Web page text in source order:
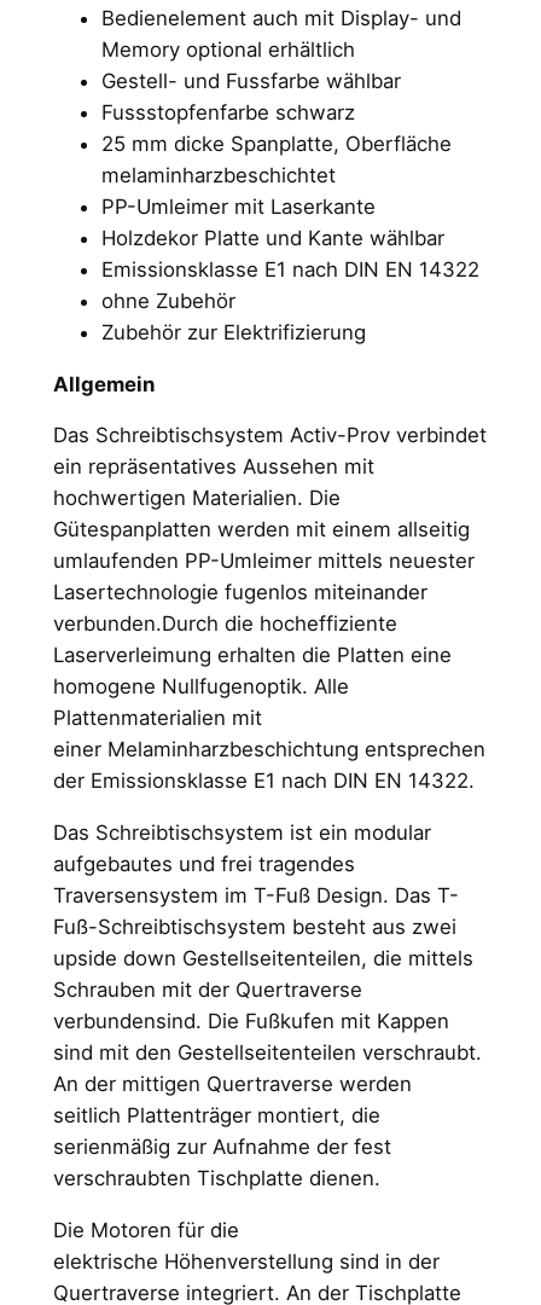
Bedienelement auch mit Display- und
Memory optional erhältlich
Gestell- und Fussfarbe wählbar
Fussstopfenfarbe schwarz
25 mm dicke Spanplatte, Oberfläche
melaminharzbeschichtet
PP-Umleimer mit Laserkante
Holzdekor Platte und Kante wählbar
Emissionsklasse E1 nach DIN EN 14322
ohne Zubehör
Zubehör zur Elektrifizierung
Allgemein
Das Schreibtischsystem Activ-Prov verbindet
ein repräsentatives Aussehen mit
hochwertigen Materialien. Die
Gütespanplatten werden mit einem allseitig
umlaufenden PP-Umleimer mittels neuester
Lasertechnologie fugenlos miteinander
verbunden.Durch die hocheffiziente
Laserverleimung erhalten die Platten eine
homogene Nullfugenoptik. Alle
Plattenmaterialien mit
einer Melaminharzbeschichtung entsprechen
der Emissionsklasse E1 nach DIN EN 14322.
Das Schreibtischsystem ist ein modular
aufgebautes und frei tragendes
Traversensystem im T-Fuß Design. Das T-
Fuß-Schreibtischsystem besteht aus zwei
upside down Gestellseitenteilen, die mittels
Schrauben mit der Quertraverse
verbundensind. Die Fußkufen mit Kappen
sind mit den Gestellseitenteilen verschraubt.
An der mittigen Quertraverse werden
seitlich Plattenträger montiert, die
serienmäßig zur Aufnahme der fest
verschraubten Tischplatte dienen.
Die Motoren für die
elektrische Höhenverstellung sind in der
Quertraverse integriert. An der Tischplatte